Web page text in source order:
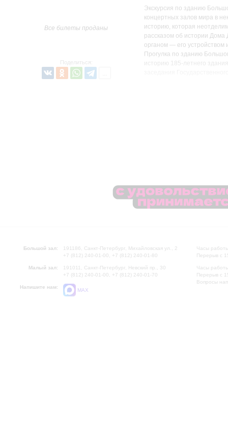
Все билеты проданы
Поделиться:
Экскурсия по зданию
концертных залов мира в
историю, которая
рассказом об истории
органом — его устройством
Прогулка по зданию
историю 185-летнего
Большой зал:
191186, Санкт-Петербург, Михайловская ул., 2
+7 (812) 240-01-00, +7 (812) 240-01-80
Малый зал:
191011, Санкт-Петербург, Невский пр., 30
+7 (812) 240-01-00, +7 (812) 240-01-70
Напишите нам:
MAX
Часы
Перерыв с
Часы
Перерыв с
Вопросы